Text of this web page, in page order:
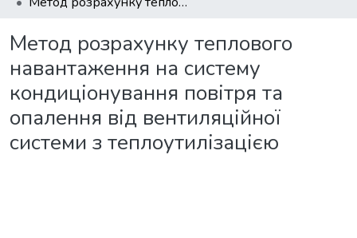
Метод розрахунку теплового
навантаження на систему
кондиціонування повітря та
опалення від вентиляційної
системи з теплоутилізацією